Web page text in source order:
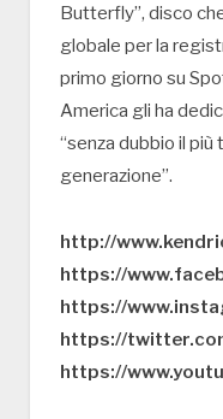
Butterfly”, disco
globale per la
primo giorno su
America gli ha
“senza dubbio il
generazione”.
http://
https://
https://
https://
https://